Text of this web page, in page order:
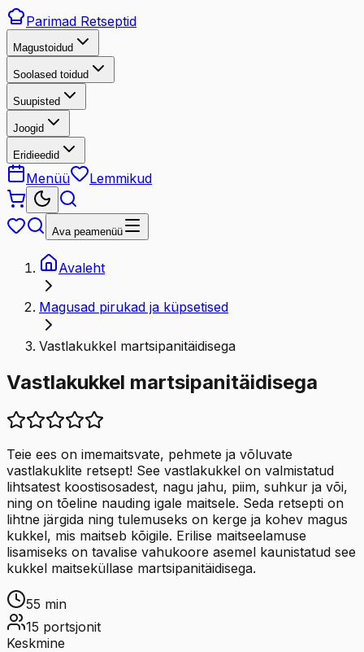
Parimad Retseptid
Magustoidud
Soolased toidud
Suupisted
Joogid
Eridieedid
Menüü Lemmikud
Ava peamenüü
Avaleht
Magusad pirukad ja küpsetised
Vastlakukkel martsipanitäidisega
Vastlakukkel martsipanitäidisega
Teie ees on imemaitsvate, pehmete ja võluvate
vastlakuklite retsept! See vastlakukkel on valmistatud
lihtsatest koostisosadest, nagu jahu, piim, suhkur ja või,
ning on tõeline nauding igale maitsele. Seda retsepti on
lihtne järgida ning tulemuseks on kerge ja kohev magus
kukkel, mis maitseb kõigile. Erilise maitseelamuse
lisamiseks on tavalise vahukoore asemel kaunistatud see
kukkel maitseküllase martsipanitäidisega.
55 min
15 portsjonit
Keskmine